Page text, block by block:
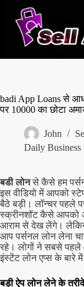
content
badi App Loans से
पर 10000 का छोटा
John
Daily Business
बडी लोनसे कैसे हम
इस वीडियो में आपको
बैठे बड़ी। लॉन्चर पहले
स्क्रीनशॉट कैसे आपको
आराम से देख लेंगे।
आप पर्सनल लोन लेना
रहे। लोगों ने सबसे पहले
इंस्टेंट लोन एप्स के
बड़ी ऐप लोन लेने के